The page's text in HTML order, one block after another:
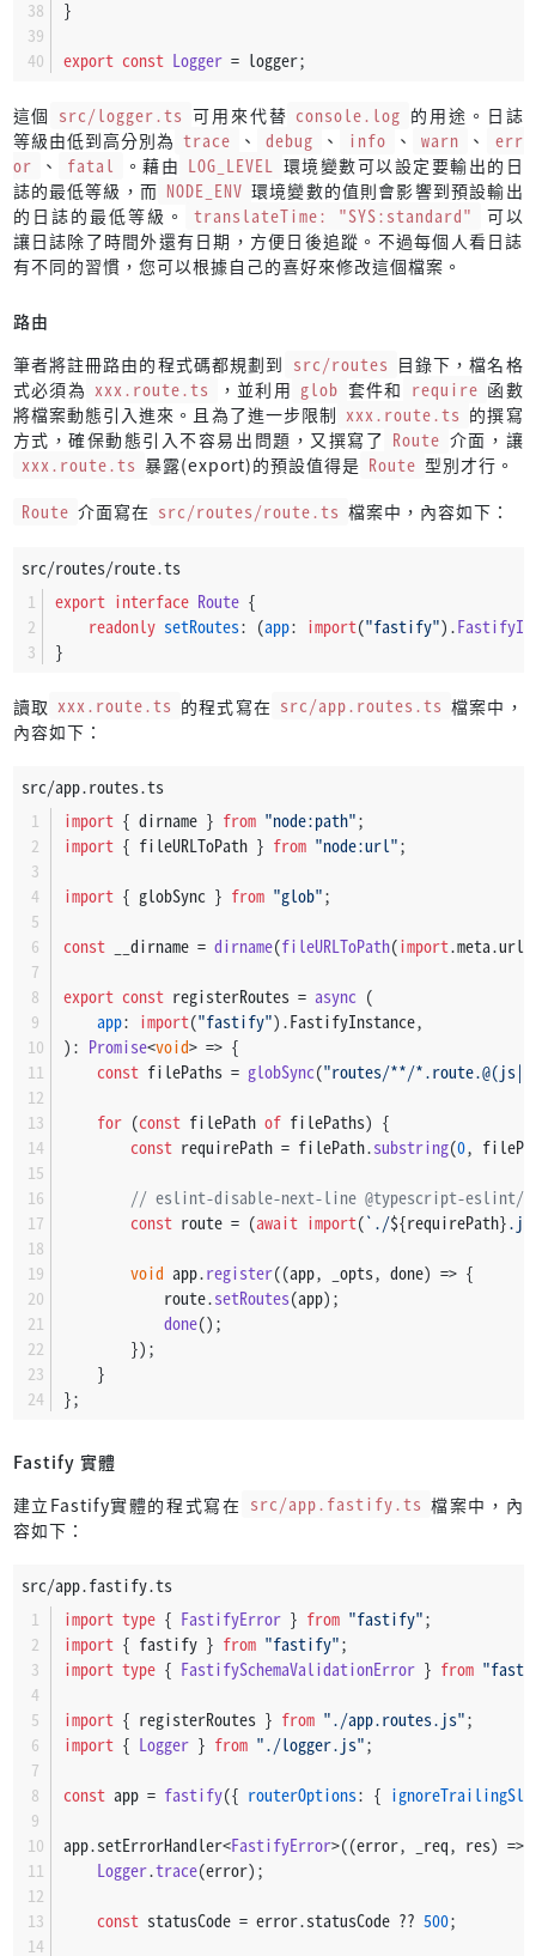
}
export const Logger = logger;
這個 src/logger.ts 可用來代替 console.log 的用途。日誌
等級由低到高分別為 trace 、 debug 、 info 、 warn 、
err
or
、 fatal 。藉由 LOG_LEVEL 環境變數可以設定要輸出的日
誌的最低等級，而 NODE_ENV 環境變數的值則會影響到預設輸出
的日誌的最低等級。
translateTime: "SYS:standard"
可以
讓日誌除了時間外還有日期，方便日後追蹤。不過每個人看日誌
有不同的習慣，您可以根據自己的喜好來修改這個檔案。
路由
筆者將註冊路由的程式碼都規劃到 src/routes 目錄下，檔名格
式必須為 xxx.route.ts ，並利用 glob 套件和 require 函數
將檔案動態引入進來。且為了進一步限制 xxx.route.ts 的撰寫
方式，確保動態引入不容易出問題，又撰寫了 Route 介面，讓
xxx.route.ts 暴露(export)的預設值得是 Route 型別才行。
Route 介面寫在 src/routes/route.ts 檔案中，內容如下：
src/routes/route.ts
export interface Route {
readonly setRoutes: (app: import("fastify").
}
讀取 xxx.route.ts 的程式寫在 src/app.routes.ts 檔案中，
內容如下：
src/app.routes.ts
import { dirname } from "node:path";
import { fileURLToPath } from "node:url";
import { globSync } from "glob";
const __dirname = dirname(fileURLToPath(import.meta.url
export const registerRoutes = async (
app: import("fastify").FastifyInstance,
): Promise<void> => {
const filePaths = globSync("routes/**/
for (const filePath of filePaths) {
const requirePath = filePath.substring(0,
// eslint-disable-next-line @typescript-eslint/no-
const route = (await import(`./${requirePath}
void app.register((app, _opts, done) => {
            route.
setRoutes(app);
done();
        });
    }
};
Fastify 實體
建立Fastify實體的程式寫在 src/app.fastify.ts 檔案中，內
容如下：
src/app.fastify.ts
import type { FastifyError } from "fastify";
import { fastify } from "fastify";
import type { FastifySchemaValidationError } from
import { registerRoutes } from "./app.routes.js";
import { Logger } from "./logger.js";
const app = fastify({ routerOptions: {
app.setErrorHandler<FastifyError>((error, _req, res) =>
Logger.trace(error);
const statusCode = error.statusCode ?? 500;